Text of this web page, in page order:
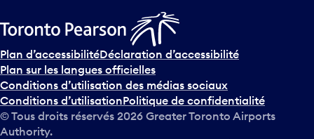
Plan d’accessibilitéDéclaration d’accessibilité
Plan sur les langues officielles
Conditions d’utilisation des médias sociaux
Conditions d’utilisationPolitique de confidentialité
© Tous droits réservés 2026 Greater Toronto Airports
Authority.